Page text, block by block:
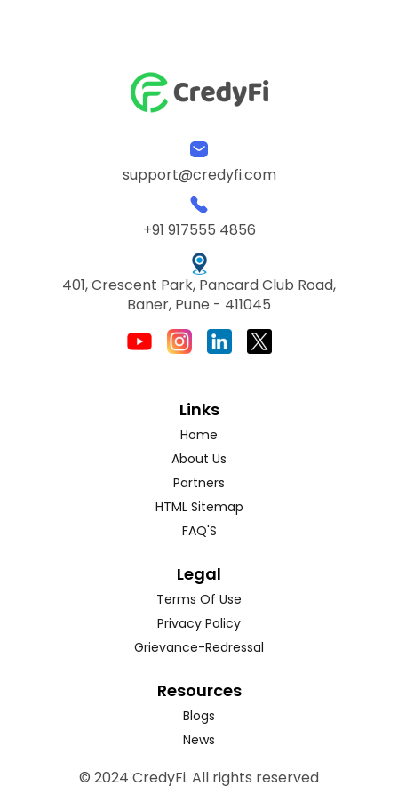
support@credyfi.com
+91 917555 4856
401, Crescent Park, Pancard Club Road,
Baner, Pune - 411045
Links
Home
About Us
Partners
HTML Sitemap
FAQ'S
Legal
Terms Of Use
Privacy Policy
Grievance-Redressal
Resources
Blogs
News
© 2024 CredyFi. All rights reserved